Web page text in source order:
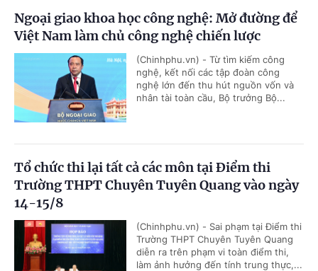
Ngoại giao khoa học công nghệ: Mở đường để
Việt Nam làm chủ công nghệ chiến lược
(Chinhphu.vn) - Từ tìm kiếm công
nghệ, kết nối các tập đoàn công
nghệ lớn đến thu hút nguồn vốn và
nhân tài toàn cầu, Bộ trưởng Bộ...
Tổ chức thi lại tất cả các môn tại Điểm thi
Trường THPT Chuyên Tuyên Quang vào ngày
14-15/8
(Chinhphu.vn) - Sai phạm tại Điểm thi
Trường THPT Chuyên Tuyên Quang
diễn ra trên phạm vi toàn điểm thi,
làm ảnh hưởng đến tính trung thực,...